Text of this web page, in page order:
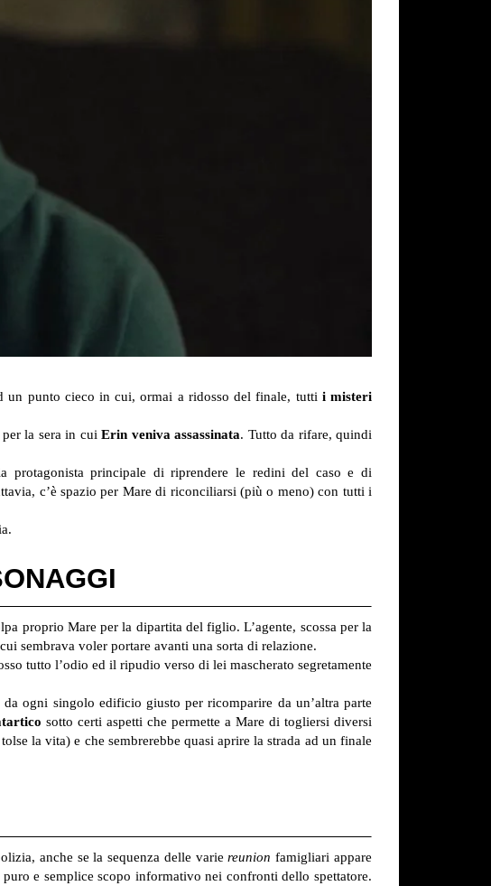
un punto cieco in cui, ormai a ridosso del finale, tutti i misteri
per la sera in cuiErin veniva assassinata. Tutto da rifare, quindi
protagonista principale di riprendere le redini del caso e di
c’è spazio per Mare di riconciliarsi (più o meno) con tutti i
proprio Mare per la dipartita del figlio. L’agente, scossa per la
sembrava voler portare avanti una sorta di relazione.
tutto l’odio ed il ripudio verso di lei mascherato segretamente
ogni singolo edificio giusto per ricomparire da un’altra parte
sotto certi aspetti che permette a Mare di togliersi diversi
la vita) e che sembrerebbe quasi aprire la strada ad un finale
anche se la sequenza delle variereunion famigliari appare
e semplice scopo informativo nei confronti dello spettatore.